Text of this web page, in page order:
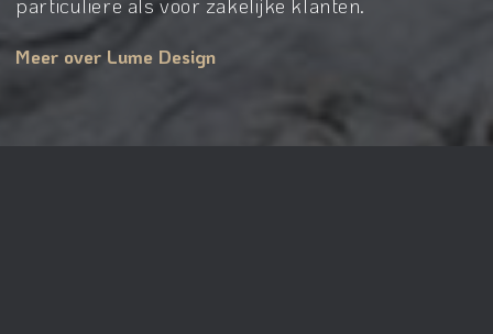
Meer over Lume Design